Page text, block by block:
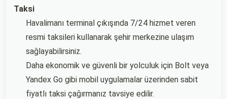
Taksi
Havalimanı terminal çıkışında 7/24 hizmet veren
resmi taksileri kullanarak şehir merkezine ulaşım
sağlayabilirsiniz.
Daha ekonomik ve güvenli bir yolculuk için Bolt veya
Yandex Go gibi mobil uygulamalar üzerinden sabit
fiyatlı taksi çağırmanız tavsiye edilir.